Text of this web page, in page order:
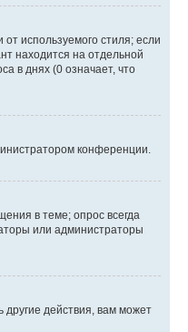
используемого стиля; если
находится на отдельной
в днях (0 означает, что
конференции.
в теме; опрос всегда
или администраторы
действия, вам может